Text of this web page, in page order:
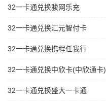
32一卡通兑换骏网乐充
32一卡通兑换汇元智付卡
32一卡通兑换携程任我行
32一卡通兑换中欣卡(中欣通卡)
32一卡通兑换盛大一卡通